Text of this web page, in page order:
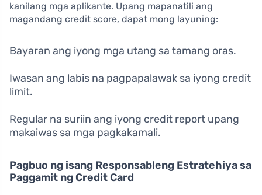
kanilang mga aplikante. Upang mapanatili ang
magandang credit score, dapat mong layuning:
Bayaran ang iyong mga utang sa tamang oras.
Iwasan ang labis na pagpapalawak sa iyong credit
limit.
Regular na suriin ang iyong credit report upang
makaiwas sa mga pagkakamali.
Pagbuo ng isang Responsableng Estratehiya sa
Paggamit ng Credit Card